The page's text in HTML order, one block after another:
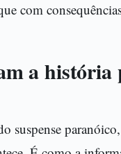
com
a
suspense